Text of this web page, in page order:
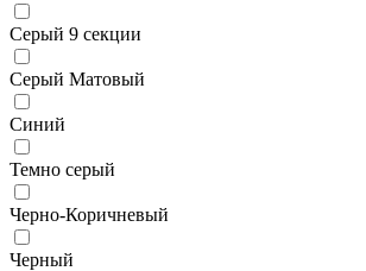
Серый 9 секции
Серый Матовый
Синий
Темно серый
Черно-Коричневый
Черный